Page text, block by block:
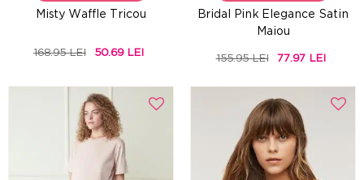
Misty Waffle Tricou
168.95 LEI 50.69 LEI
Bridal Pink Elegance Satin
Maiou
155.95 LEI 77.97 LEI